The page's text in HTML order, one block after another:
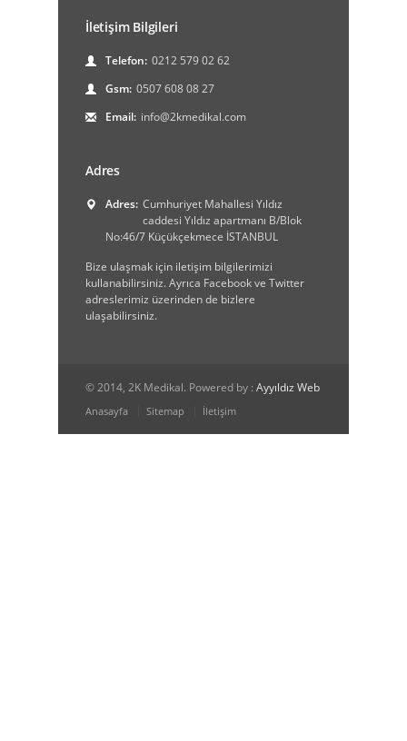
İletişim Bilgileri
Telefon: 0212 579 02 62
Gsm: 0507 608 08 27
Email: info@2kmedikal.com
Adres
Adres: Cumhuriyet Mahallesi Yıldız
caddesi Yıldız apartmanı B/Blok
No:46/7 Küçükçekmece İSTANBUL
Bize ulaşmak için iletişim bilgilerimizi
kullanabilirsiniz. Ayrıca Facebook ve Twitter
adreslerimiz üzerinden de bizlere
ulaşabilirsiniz.
© 2014, 2K Medikal. Powered by : Ayyıldız Web
Anasayfa Sitemap İletişim